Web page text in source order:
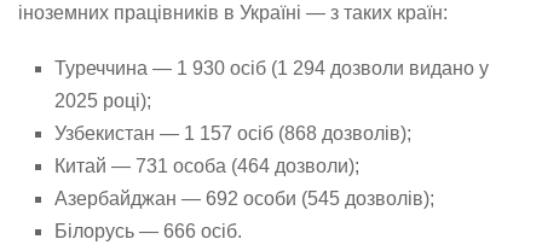
іноземних працівників в Україні — з таких країн:
Туреччина — 1 930 осіб (1 294 дозволи видано у
2025 році);
Узбекистан — 1 157 осіб (868 дозволів);
Китай — 731 особа (464 дозволи);
Азербайджан — 692 особи (545 дозволів);
Білорусь — 666 осіб.